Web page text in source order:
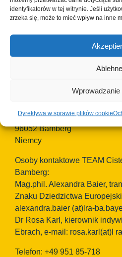
identyfikatorów w tej witrynie. Jeśli
zrzeka się, może to mieć wpływ na inne
Wprowadzanie
Dyrektywa w sprawie plików cookie
© Copyright 2023 -
i wszystkie
Ludwigstrasse 23
96052 Bamberg
Niemcy
Osoby kontaktowe TEAM
Bamberg:
Mag.phil. Alexandra Baier,
Znaku Dziedzictwa
alexandra.baier (at)lra-
Dr Rosa Karl, kierownik
Ebrach, e-mail: rosa.karl(at)l
Telefon: +49 951 85-718